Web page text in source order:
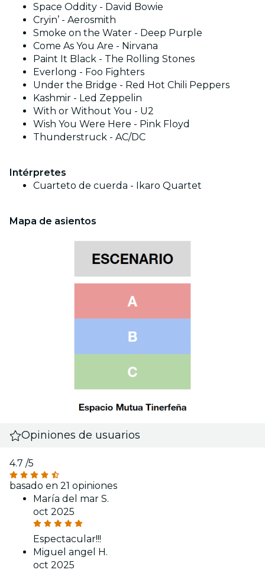
Space Oddity - David Bowie
Cryin’ - Aerosmith
Smoke on the Water - Deep Purple
Come As You Are - Nirvana
Paint It Black - The Rolling Stones
Everlong - Foo Fighters
Under the Bridge - Red Hot Chili Peppers
Kashmir - Led Zeppelin
With or Without You - U2
Wish You Were Here - Pink Floyd
Thunderstruck - AC/DC
Intérpretes
Cuarteto de cuerda - Ikaro Quartet
Mapa de asientos
Opiniones de usuarios
4.7 /5
basado en 21 opiniones
María del mar S.
oct 2025
Espectacular!!!
Miguel angel H.
oct 2025